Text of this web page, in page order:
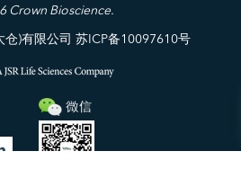
Crown Bioscience.
仓)有限公司 苏ICP备10097610号